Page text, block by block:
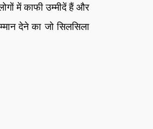
में काफी उम्मीदें हैं और
देने का जो सिलसिला